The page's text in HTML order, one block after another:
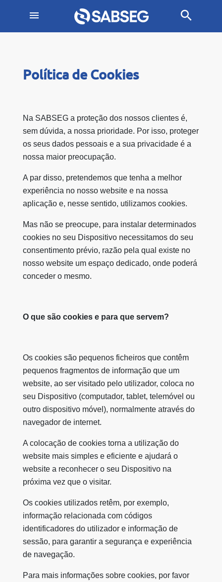
menu search
Política de Cookies
Na SABSEG a proteção dos nossos clientes é,
sem dúvida, a nossa prioridade. Por isso, proteger
os seus dados pessoais e a sua privacidade é a
nossa maior preocupação.
A par disso, pretendemos que tenha a melhor
experiência no nosso website e na nossa
aplicação e, nesse sentido, utilizamos cookies.
Mas não se preocupe, para instalar determinados
cookies no seu Dispositivo necessitamos do seu
consentimento prévio, razão pela qual existe no
nosso website um espaço dedicado, onde poderá
conceder o mesmo.
O que são cookies e para que servem?
Os cookies são pequenos ficheiros que contêm
pequenos fragmentos de informação que um
website, ao ser visitado pelo utilizador, coloca no
seu Dispositivo (computador, tablet, telemóvel ou
outro dispositivo móvel), normalmente através do
navegador de internet.
A colocação de cookies torna a utilização do
website mais simples e eficiente e ajudará o
website a reconhecer o seu Dispositivo na
próxima vez que o visitar.
Os cookies utilizados retêm, por exemplo,
informação relacionada com códigos
identificadores do utilizador e informação de
sessão, para garantir a segurança e experiência
de navegação.
Para mais informações sobre cookies, por favor